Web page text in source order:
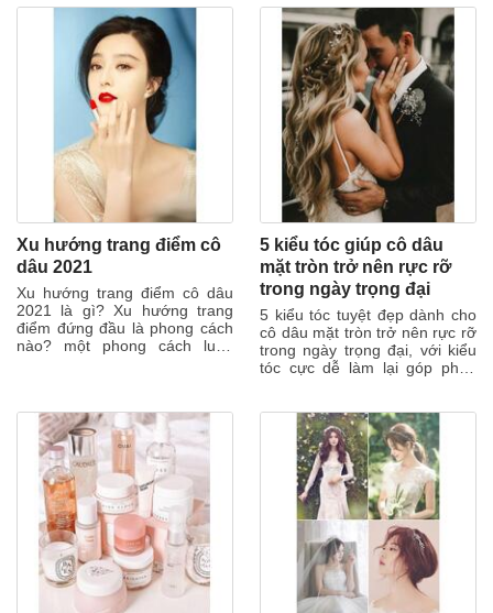
Xu hướng trang điểm cô
dâu 2021
Xu hướng trang điểm cô dâu
2021 là gì? Xu hướng trang
điểm đứng đầu là phong cách
nào? một phong cách luôn
5 kiểu tóc giúp cô dâu
mặt tròn trở nên rực rỡ
trong ngày trọng đại
5 kiểu tóc tuyệt đẹp dành cho
cô dâu mặt tròn trở nên rực rỡ
trong ngày trọng đại, với kiểu
tóc cực dễ làm lại góp phần